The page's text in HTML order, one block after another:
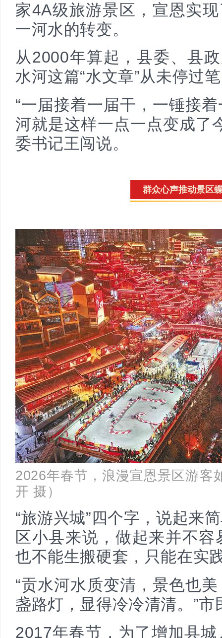
家4A级旅游景区，宣恩实
一河水的转变。
从2000年算起，县委、县
水河这篇“水文章”从未停过
“一届接着一届干，一锤接
河就是这样一点一点变成了
委书记王闯说。
群众心声推动景区
2026年春节，浪漫宣恩景区游客
开 摄）
“旅游兴城”四个字，说起来
区小县来说，做起来并不
也不能生搬硬套，只能在实
“贡水河水质变清，景色也
盏路灯，显得冷冷清清。”市
2017年春节，为了增加县